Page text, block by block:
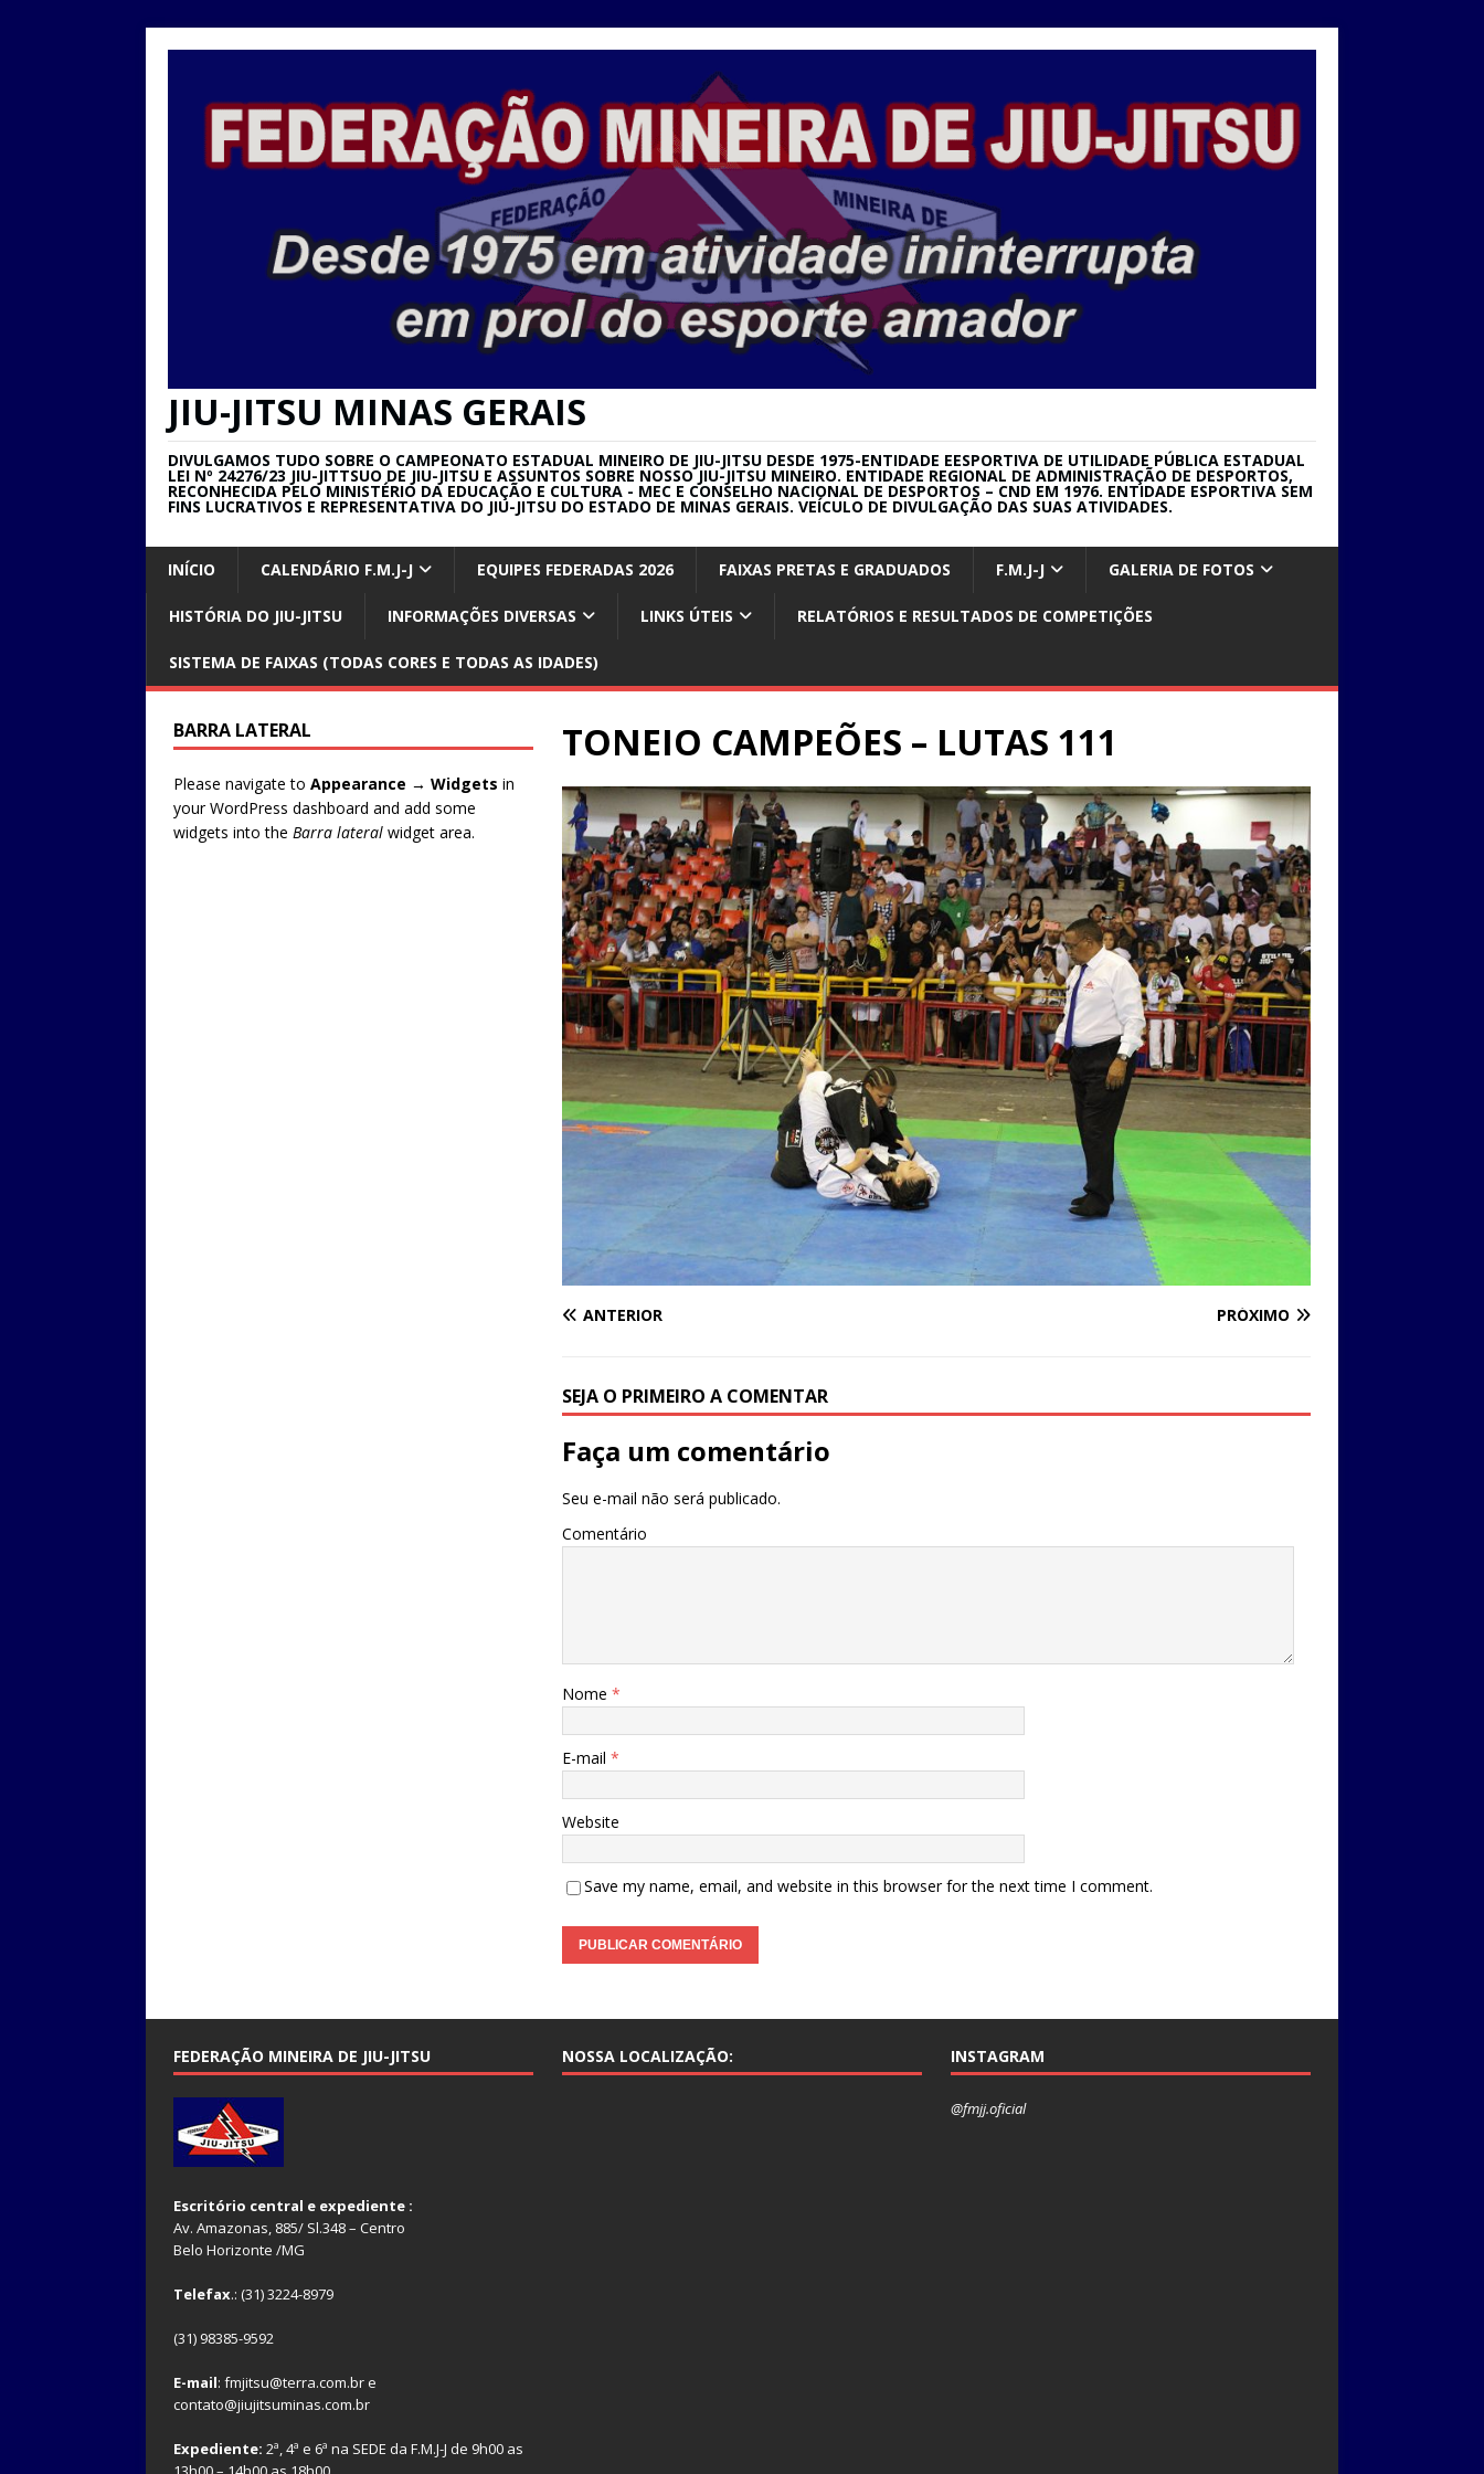
JIU-JITSU MINAS GERAIS
DIVULGAMOS TUDO SOBRE O CAMPEONATO ESTADUAL MINEIRO DE JIU-JITSU DESDE 1975-ENTIDADE EESPORTIVA DE UTILIDADE PÚBLICA ESTADUAL
LEI Nº 24276/23 JIU-JITTSUO DE JIU-JITSU E ASSUNTOS SOBRE NOSSO JIU-JITSU MINEIRO. ENTIDADE REGIONAL DE ADMINISTRAÇÃO DE DESPORTOS,
RECONHECIDA PELO MINISTÉRIO DA EDUCAÇÃO E CULTURA - MEC E CONSELHO NACIONAL DE DESPORTOS – CND EM 1976. ENTIDADE ESPORTIVA SEM
FINS LUCRATIVOS E REPRESENTATIVA DO JIU-JITSU DO ESTADO DE MINAS GERAIS. VEÍCULO DE DIVULGAÇÃO DAS SUAS ATIVIDADES.
INÍCIO CALENDÁRIO F.M.J-J EQUIPES FEDERADAS 2026 FAIXAS PRETAS E GRADUADOS F.M.J-J GALERIA DE FOTOS
HISTÓRIA DO JIU-JITSU INFORMAÇÕES DIVERSAS LINKS ÚTEIS RELATÓRIOS E RESULTADOS DE COMPETIÇÕES
SISTEMA DE FAIXAS (TODAS CORES E TODAS AS IDADES)
TONEIO CAMPEÕES – LUTAS 111
ANTERIOR PRÓXIMO
SEJA O PRIMEIRO A COMENTAR
Faça um comentário
Seu e-mail não será publicado.
Comentário
Nome *
E-mail *
Website
Save my name, email, and website in this browser for the next time I comment.
BARRA LATERAL
Please navigate to Appearance → Widgets in
your WordPress dashboard and add some
widgets into the Barra lateral widget area.
FEDERAÇÃO MINEIRA DE JIU-JITSU
Escritório central e expediente :
Av. Amazonas, 885/ Sl.348 – Centro
Belo Horizonte /MG
Telefax.: (31) 3224-8979
(31) 98385-9592
E-mail: fmjitsu@terra.com.br e
contato@jiujitsuminas.com.br
Expediente: 2ª, 4ª e 6ª na SEDE da F.M.J-J de 9h00 as
NOSSA LOCALIZAÇÃO: INSTAGRAM
@fmjj.oficial